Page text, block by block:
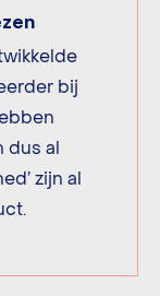
bij
dus al
zijn al